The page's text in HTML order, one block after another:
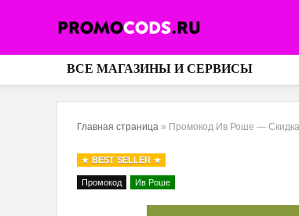
ВСЕ МАГАЗИНЫ И СЕРВИСЫ
Главная страница » Промокод Ив Роше —
BEST SELLER
Промокод Ив Роше